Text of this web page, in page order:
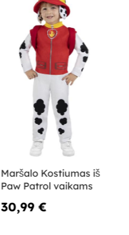
Maršalo Kostiumas iš
Paw Patrol vaikams
30,99 €